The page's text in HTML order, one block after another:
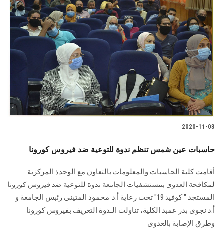
2020-11-03
حاسبات عين شمس تنظم ندوة للتوعية ضد فيروس كورونا
أقامت كلية الحاسبات والمعلومات بالتعاون مع الوحدة المركزية
لمكافحة العدوى بمستشفيات الجامعة ندوة للتوعية ضد فيروس كورونا
المستجد " كوفيد 19" تحت رعاية أ.د. محمود المتينى رئيس الجامعة و
أ.د نجوى بدر عميد الكلية، تناولت الندوة التعريف بفيروس كورونا
وطرق الإصابة بالعدوى